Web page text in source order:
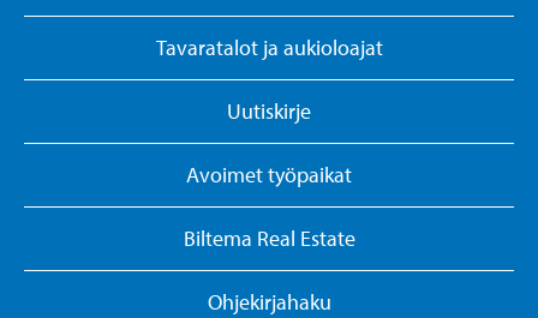
Tavaratalot ja aukioloajat
Uutiskirje
Avoimet työpaikat
Biltema Real Estate
Ohjekirjahaku